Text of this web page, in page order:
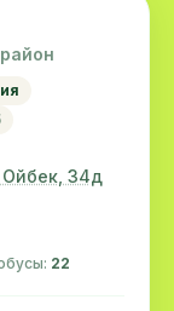
Ойбек, 34д
22